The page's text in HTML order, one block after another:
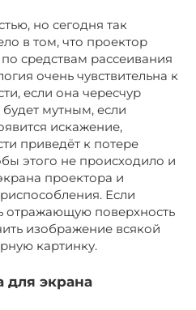
но сегодня так
в том, что проектор
средствам рассеивания
очень чувствительна к
если она чересчур
мутным, если
искажение,
приведёт к потере
этого не происходило и
проектора и
Если
отражающую поверхность
изображение всякой
картинку.
для экрана